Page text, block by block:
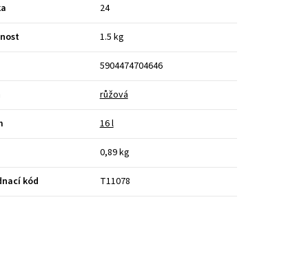
24
1.5 kg
5904474704646
růžová
16 l
0,89 kg
kód T11078